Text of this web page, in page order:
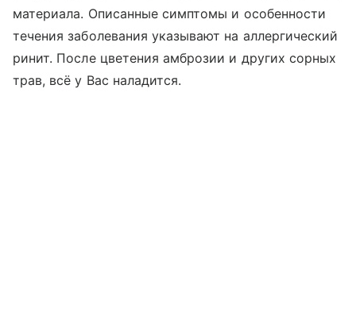
материала. Описанные симптомы и особенности
течения заболевания указывают на аллергический
ринит. После цветения амброзии и других сорных
трав, всё у Вас наладится.